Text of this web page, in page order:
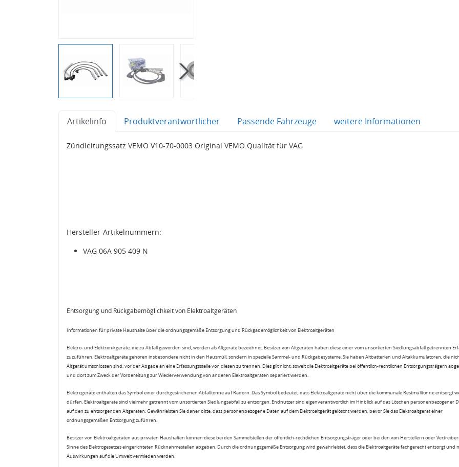
Artikelinfo Produktverantwortlicher Passende Fahrzeuge weitere Informationen
Zündleitungssatz VEMO V10-70-0003 Original VEMO Qualität für VAG
Hersteller-Artikelnummern:
VAG 06A 905 409 N
Entsorgung und Rückgabemöglichkeit von Elektroaltgeräten
Informationen für private Haushalte über die ordnungsgemäße Entsorgung und Rückgabemöglichkeit von Elektroaltgeräten
Elektro- und Elektronikgeräte, die zu Abfall geworden sind, werden als Altgeräte bezeichnet. Besitzer von Altgeräten haben diese einer vom unsortierten Siedlungsabfall getrennten
zuzuführen. Elektroaltgeräte gehören insbesondere nicht in den Hausmüll, sondern in spezielle Sammel- und Rückgabesysteme. Sie haben Altbatterien und Altakkumulatoren, die
Altgerät umschlossen sind, vor der Abgabe an eine Erfassungsstelle von diesen zu trennen. Dies gilt nicht, soweit die Elektroaltgeräte bei öffentlich-rechtlichen Entsorgungsträgern
und dort zum Zweck der Vorbereitung zur Wiederverwendung von anderen Elektroaltgeräten separiert werden.
Elektrogeräte enthalten das Symbol einer durchgestrichenen Abfalltonne auf Rädern. Das Symbol bedeutet, dass Elektroaltgeräte nicht über die kommunale Restmülltonne entsorgt
dürfen. Elektroaltgeräte sind vielmehr getrennt vom unsortierten Siedlungsabfall zu entsorgen. Endnutzer sind eigenverantwortlich im Hinblick auf das Löschen personenbezogener
auf den zu entsorgenden Altgeräten. Gewährleisten Sie daher bitte, dass personenbezogene Daten auf dem Elektroaltgerät gelöscht werden, bevor Sie das Elektroaltgerät einer
ordnungsgemäßen Entsorgung zuführen.
Besitzer von Elektroaltgeräten aus privaten Haushalten können diese bei den Sammelstellen der öffentlich-rechtlichen Entsorgungsträger oder bei den von Herstellern oder
Sinne des Elektrogesetzes eingerichteten Rücknahmestellen abgeben. Durch die ordnungsgemäße Entsorgung wird gewährleistet, dass die Elektroaltgeräte fachgerecht entsorgt und
Auswirkungen auf die Umwelt vermieden werden.